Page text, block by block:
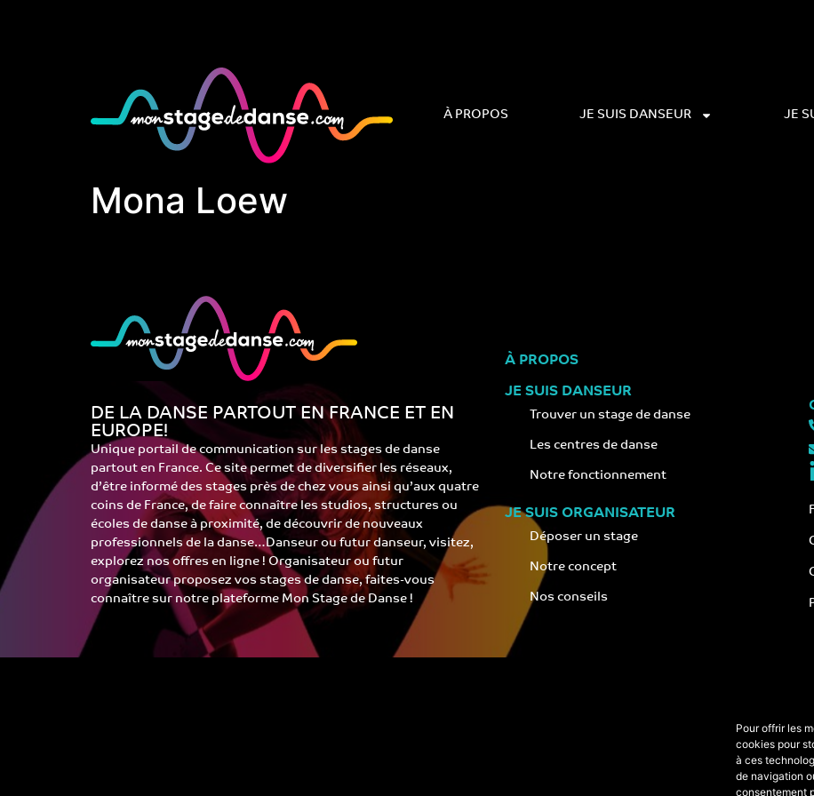
Pour offrir les
cookies pour
à ces
de navigation
consentement
À PROPOS JE SUIS DANSEUR JE
Mona Loew
DE LA DANSE PARTOUT EN FRANCE ET EN
EUROPE!
Unique portail de communication sur les stages de danse
partout en France. Ce site permet de diversifier les réseaux,
d’être informé des stages près de chez vous ainsi qu’aux quatre
coins de France, de faire connaître les studios, structures ou
écoles de danse à proximité, de découvrir de nouveaux
professionnels de la danse…Danseur ou futur danseur, visitez,
explorez nos offres en ligne ! Organisateur ou futur
organisateur proposez vos stages de danse, faites-vous
connaître sur notre plateforme Mon Stage de Danse !
À PROPOS
JE SUIS DANSEUR
Trouver un stage de danse
Les centres de danse
Notre fonctionnement
JE SUIS ORGANISATEUR
Déposer un stage
Notre concept
Nos conseils